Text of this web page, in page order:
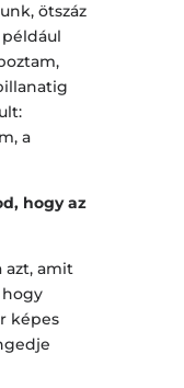
ötszáz
a
hogy az
azt, amit
hogy
képes